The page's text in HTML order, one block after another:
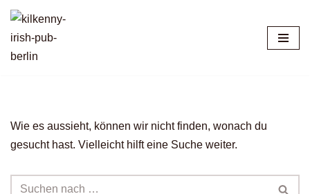
Zum
Inhalt
Wie es aussieht, können wir nicht finden, wonach du
gesucht hast. Vielleicht hilft eine Suche weiter.